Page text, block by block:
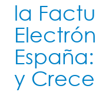
la
y Crece